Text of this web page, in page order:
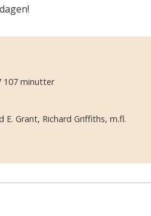
107 minutter
E. Grant, Richard Griffiths, m.fl.